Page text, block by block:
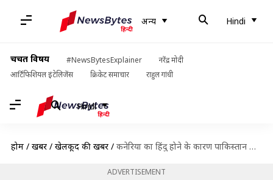
अन्य Hindi
चर्चित विषय #NewsBytesExplainer
नरेंद्र मोदी
आर्टिफिशियल इंटेलिजेंस
क्रिकेट समाचार राहुल गांधी
Hindi
होम / खबरें / खेलकूद की खबरें / कनेरिया का हिंदु होने के कारण पाकिस्तान टीम में भेदभाव का आरोप, जानिए दिग्गजों की प्रतिक्रिया
ADVERTISEMENT